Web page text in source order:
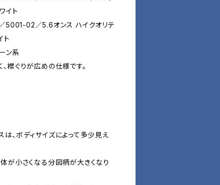
イト
02／5.6オンス ハイクオリテ
ト
ン系
襟ぐりが広めの仕様です。
、ボディサイズによって多少見え
が小さくなる分図柄が大きくなり